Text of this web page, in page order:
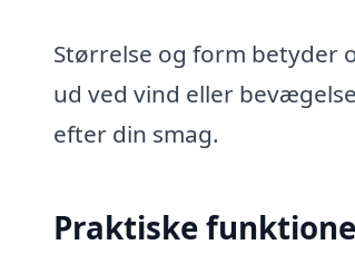
Størrelse og form betyder
ud ved vind eller
efter din smag.
Praktiske